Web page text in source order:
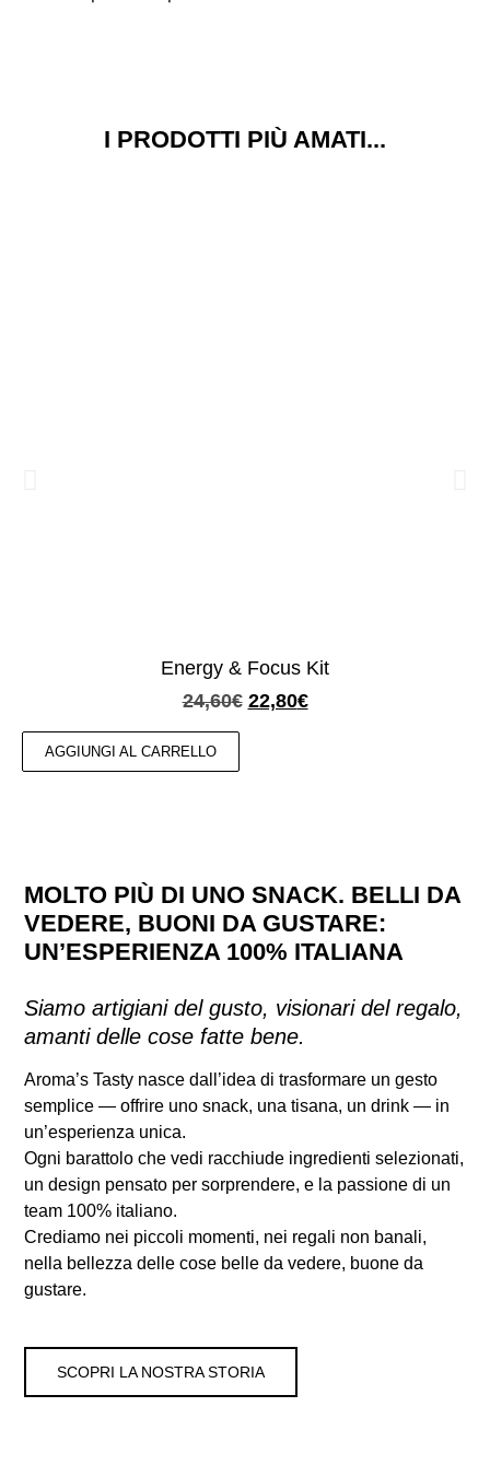
I PRODOTTI PIÙ AMATI...
Energy & Focus Kit
24,60€ 22,80€
AGGIUNGI AL CARRELLO
MOLTO PIÙ DI UNO SNACK. BELLI DA
VEDERE, BUONI DA GUSTARE:
UN’ESPERIENZA 100% ITALIANA
Siamo artigiani del gusto, visionari del regalo,
amanti delle cose fatte bene.
Aroma’s Tasty nasce dall’idea di trasformare un gesto
semplice — offrire uno snack, una tisana, un drink — in
un’esperienza unica.
Ogni barattolo che vedi racchiude ingredienti selezionati,
un design pensato per sorprendere, e la passione di un
team 100% italiano.
Crediamo nei piccoli momenti, nei regali non banali,
nella bellezza delle cose belle da vedere, buone da
gustare.
SCOPRI LA NOSTRA STORIA